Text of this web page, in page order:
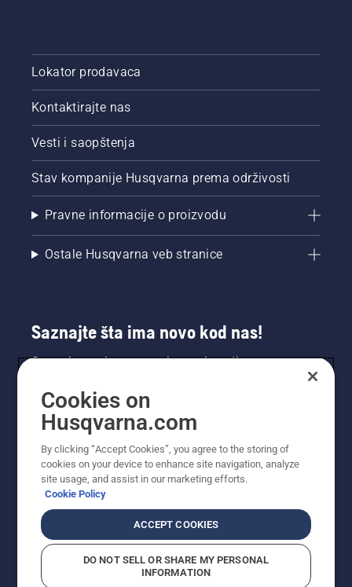
Lokator prodavaca
Kontaktirajte nas
Vesti i saopštenja
Stav kompanije Husqvarna prema održivosti
Pravne informacije o proizvodu
Ostale Husqvarna veb stranice
Saznajte šta ima novo kod nas!
Saznajte prvi sve o novim proizvodima,
Prijavite se na naš bilten ovde.
Cookies on
Husqvarna.com
By clicking “Accept Cookies”, you agree to the storing of
cookies on your device to enhance site navigation, analyze
site usage, and assist in our marketing efforts.
Cookie Policy
ACCEPT COOKIES
DO NOT SELL OR SHARE MY PERSONAL
INFORMATION